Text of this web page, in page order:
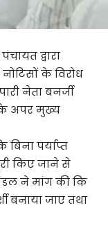
द्वारा
के विरोध
नेता बनर्जी
के अपर मुख्य
पर्याप्त
किए जाने से
मंडल ने मांग की कि
बनाया जाए तथा